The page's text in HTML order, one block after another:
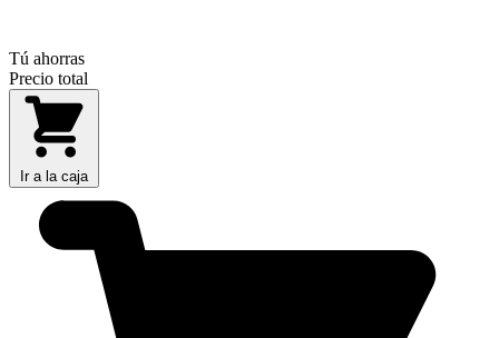
Tú ahorras
Precio total
Ir a la caja